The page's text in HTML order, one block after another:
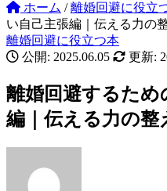
ホーム / 離婚回避に役立
い自己主張編｜伝える力の
離婚回避に役立つ本
公開: 2025.06.05
更新:
離婚回避するため
編｜伝える力の整